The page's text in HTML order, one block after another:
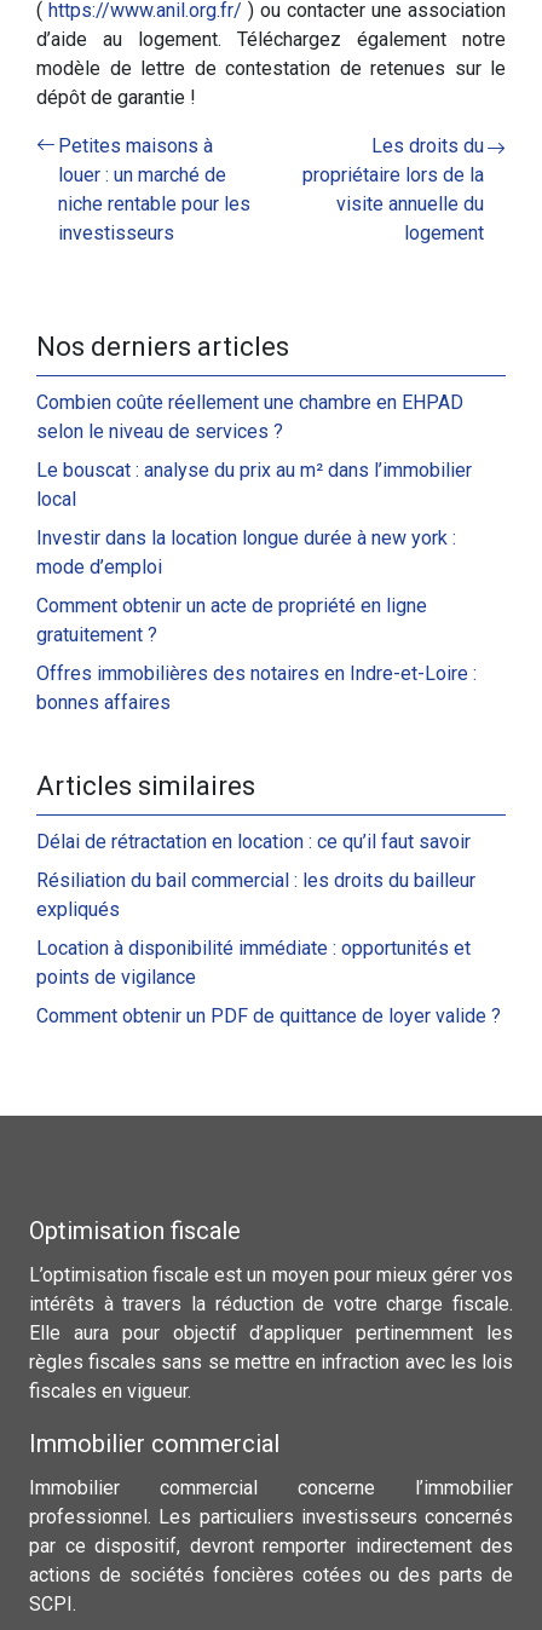
( https://www.anil.org.fr/ ) ou contacter une association
d’aide au logement. Téléchargez également notre
modèle de lettre de contestation de retenues sur le
dépôt de garantie !
Petites maisons à
louer : un marché de
niche rentable pour les
investisseurs
Les droits du
propriétaire lors de la
visite annuelle du
logement
Nos derniers articles
Combien coûte réellement une chambre en EHPAD
selon le niveau de services ?
Le bouscat : analyse du prix au m² dans l’immobilier
local
Investir dans la location longue durée à new york :
mode d’emploi
Comment obtenir un acte de propriété en ligne
gratuitement ?
Offres immobilières des notaires en Indre-et-Loire :
bonnes affaires
Articles similaires
Délai de rétractation en location : ce qu’il faut savoir
Résiliation du bail commercial : les droits du bailleur
expliqués
Location à disponibilité immédiate : opportunités et
points de vigilance
Comment obtenir un PDF de quittance de loyer valide ?
Optimisation fiscale
L’optimisation fiscale est un moyen pour mieux gérer vos
intérêts à travers la réduction de votre charge fiscale.
Elle aura pour objectif d’appliquer pertinemment les
règles fiscales sans se mettre en infraction avec les lois
fiscales en vigueur.
Immobilier commercial
Immobilier commercial concerne l’immobilier
professionnel. Les particuliers investisseurs concernés
par ce dispositif, devront remporter indirectement des
actions de sociétés foncières cotées ou des parts de
SCPI.